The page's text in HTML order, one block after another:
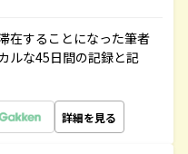
在することになった筆者
ルな45日間の記録と記
詳細を見る